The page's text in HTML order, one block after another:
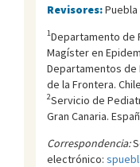
Revisores:Puebla
1Departamento de
Magí­ster en
Departamentos de
de la Frontera.
2Servicio de
Gran Canaria.
Correspondencia:
electrónico: